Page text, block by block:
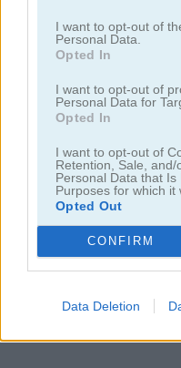
I want to opt-out of
Personal Data.
Opted In
I want to opt-out of
Personal Data for
Opted In
I want to opt-out of
Retention, Sale,
Personal Data that
Purposes for which it
Opted Out
CONFIRM
Data Deletion
Viaja
los